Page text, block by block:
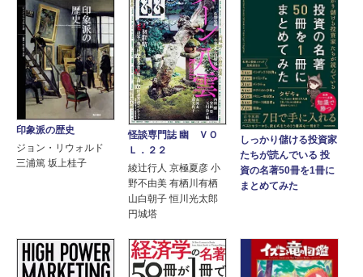
印象派の歴史
ジョン・リウォルド
三浦篤 坂上桂子
怪談専門誌 幽 ＶＯ
Ｌ．２２
綾辻行人 京極夏彦 小
野不由美 有栖川有栖
山白朝子 恒川光太郎
円城塔
しっかり儲ける投資家
たちが読んでいる 投
資の名著50冊を1冊に
まとめてみた